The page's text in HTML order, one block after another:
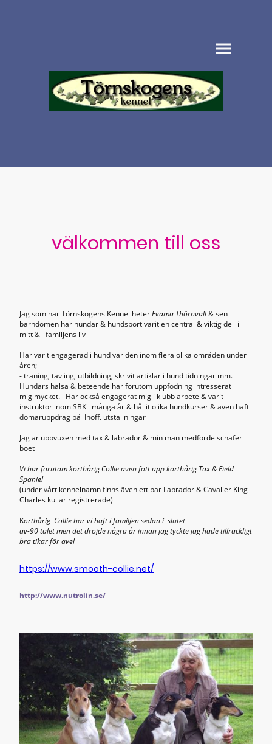
välkommen till oss
Jag som har Törnskogens Kennel heterEvama Thörnvall& sen
barndomen har hundar & hundsport varit en central & viktig del i
mitt & familjens liv
Har varit engagerad i hund världen inom flera olika områden under
åren;
- träning, tävling, utbildning, skrivit artiklar i hund tidningar mm.
Hundars hälsa & beteende har förutom uppfödning intresserat
mig mycket. Har också engagerat mig i klubb arbete & varit
instruktör inom SBK i många år & hållit olika hundkurser & även haft
domaruppdrag på Inoff. utställningar
Jag är uppvuxen med tax & labrador & min man medförde schäfer i
boet
Vi har förutom korthårig Collie även fött upp korthårig Tax & Field
Spaniel
(under vårt kennelnamn finns även ett par Labrador & Cavalier King
Charles kullar registrerade)
Korthårig Collie har vi haft i familjen sedan i slutet
av-90 talet men det dröjde några år innan jag tyckte jag hade tillräckligt
bra tikar för avel
https://www.smooth-collie.net/
http://www.nutrolin.se/